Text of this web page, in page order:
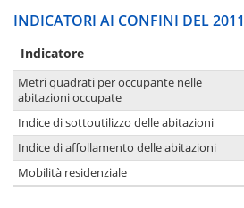
INDICATORI AI CONFINI DEL 2011
Indicatore
Metri quadrati per occupante nelle
abitazioni occupate
Indice di sottoutilizzo delle abitazioni
Indice di affollamento delle abitazioni
Mobilità residenziale